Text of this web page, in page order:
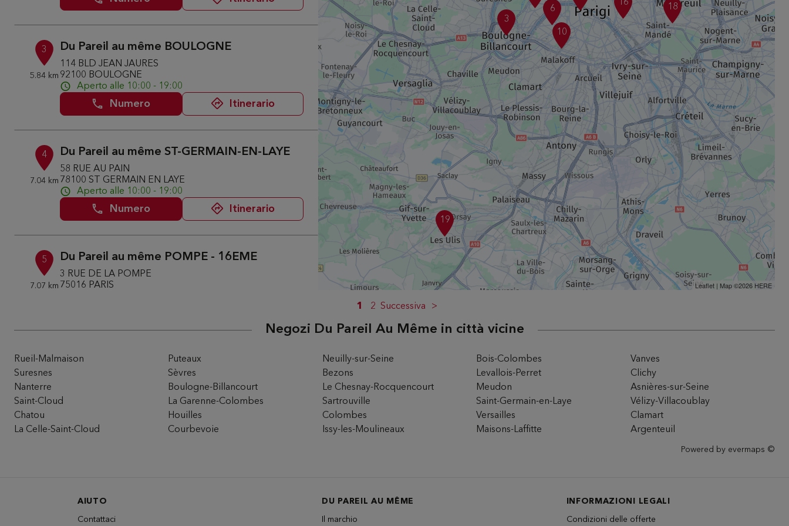
3
5.84 km
Du Pareil au même BOULOGNE
114 BLD JEAN JAURES
92100 BOULOGNE
Aperto alle 10:00 - 19:00
Numero Itinerario
4
7.04 km
Du Pareil au même ST-GERMAIN-EN-LAYE
58 RUE AU PAIN
78100 ST GERMAIN EN LAYE
Aperto alle 10:00 - 19:00
Numero Itinerario
5
7.07 km
Du Pareil au même POMPE - 16EME
3 RUE DE LA POMPE
75016 PARIS
Numero Itinerario
6
8.87 km
Du Pareil au même COMMERCE - 15EME
59 RUE DU COMMERCE
Aperto alle 10:00 - 19:00
Du Pareil au même CLICHY JAURES
89 BD JEAN JAURES
19
18
16
10
6
3
Leaflet| Map ©2026 HERE
1 2 Successiva
Negozi Du Pareil Au Même in città vicine
Rueil-Malmaison
Suresnes
Nanterre
Saint-Cloud
Chatou
La Celle-Saint-Cloud
Puteaux
Sèvres
Boulogne-Billancourt
La Garenne-Colombes
Houilles
Courbevoie
Neuilly-sur-Seine
Bezons
Le Chesnay-Rocquencourt
Sartrouville
Colombes
Issy-les-Moulineaux
Bois-Colombes
Levallois-Perret
Meudon
Saint-Germain-en-Laye
Versailles
Maisons-Laffitte
Vanves
Clichy
Asnières-sur-Seine
Vélizy-Villacoublay
Clamart
Argenteuil
Powered by evermaps ©
AIUTO
Contattaci
DU PAREIL AU MÊME
Il marchio
INFORMAZIONI LEGALI
Condizioni delle offerte